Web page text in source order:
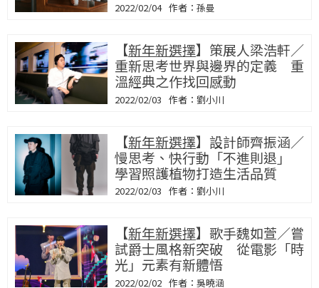
2022/02/04 孫曼
【新年新選擇】策展人梁浩軒／
重新思考世界與邊界的定義 重
溫經典之作找回感動
2022/02/03 劉小川
【新年新選擇】設計師齊振涵／
慢思考、快行動「不進則退」
學習照護植物打造生活品質
2022/02/03 劉小川
【新年新選擇】歌手魏如萱／嘗
試爵士風格新突破 從電影「時
光」元素有新體悟
2022/02/02 吳曉涵